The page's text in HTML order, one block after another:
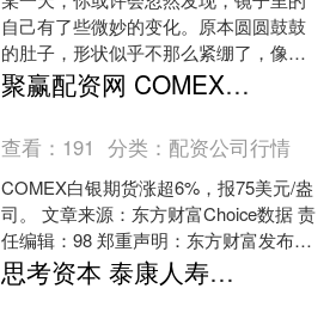
自己有了些微妙的变化。原本圆圆鼓鼓
的肚子，形状似乎不那么紧绷了，像一
颗熟透的果子，带着沉甸甸的份量悄悄
向下坠了一些。走路的时候....
聚赢配资网 COMEX白银期货涨超6%
查看： 191 分类： 配资公司行情
COMEX白银期货涨超6%，报75美元/盎
司。 文章来源：东方财富Choice数据 责
任编辑：98 郑重声明：东方财富发布此
内容旨在传播更多信息，与本站立场无
关....
思考资本 泰康人寿保险甘肃天水中心支公司因存在销售误导被罚款5万元